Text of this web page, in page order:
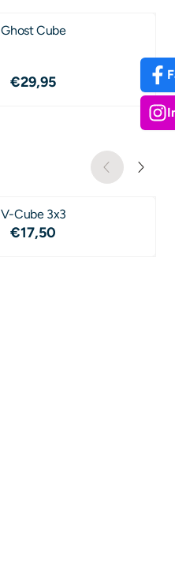
Ghost Cube
Prijs: 29,95
€29,95
V-Cube 3x3
Prijs: 17,50
€17,50